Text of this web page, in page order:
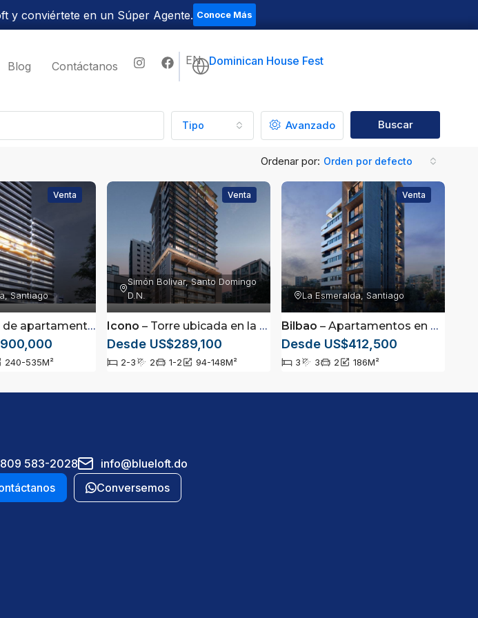
y conviértete en un Súper Agente. Conoce Más
Blog Contáctanos EN Dominican House Fest
Tipo Avanzado Buscar
Ordenar por: Orden por defecto
Venta
Santiago
en La Trinitaria, Santiago, República Dominicana.
240-535M²
Venta
Simón Bolivar, Santo Domingo
D.N.
Icono – Torre ubicada en la Avenida Bolívar, Distrito Nacional, Rep. Dom.
Desde US$289,100
2-3 2 1-2 94-148M²
Venta
La Esmeralda, Santiago
Bilbao – Apartamentos en La Esmeralda, Santiago
Desde US$412,500
3 3 2 186M²
809 583-2028
info@blueloft.do
Conversemos